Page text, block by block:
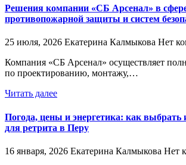
Решения компании «СБ Арсенал» в
противопожарной защиты и систем
25 июля, 2026 Екатерина Калмыкова Нет
Компания «СБ Арсенал» осуществляет
по проектированию, монтажу,…
Читать далее
Погода, цены и энергетика: как выбрать
для ретрита в Перу
16 января, 2026 Екатерина Калмыкова Нет